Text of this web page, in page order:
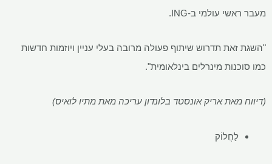
מעבר ראשי עולמי ב-ING.
"השגת זאת תדרוש שיתוף פעולה מרובה בעלי עניין ויוזמות חדשות
כמו סוכנות מינרלים בינלאומית".
(דיווח מאת אריק אונסטד בלונדון עריכה מאת מתיו לואיס)
לַחֲלוֹק